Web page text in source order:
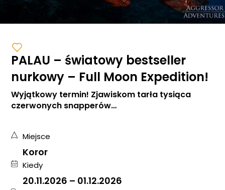
PALAU – światowy bestseller
nurkowy – Full Moon Expedition!
Wyjątkowy termin! Zjawiskom tarła tysiąca
czerwonych snapperów…
Miejsce
Koror
Kiedy
20.11.2026 – 01.12.2026